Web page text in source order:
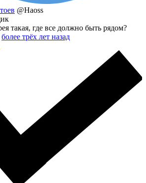
@Haoss
такая, где все должно быть рядом?
более трёх лет назад